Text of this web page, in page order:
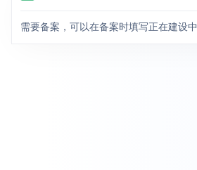
需要备案，可以在备案时填写正在建设中